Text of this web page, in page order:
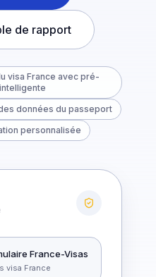
de rapport
visa France avec pré-
données du passeport
personnalisée
France-Visas
visa France